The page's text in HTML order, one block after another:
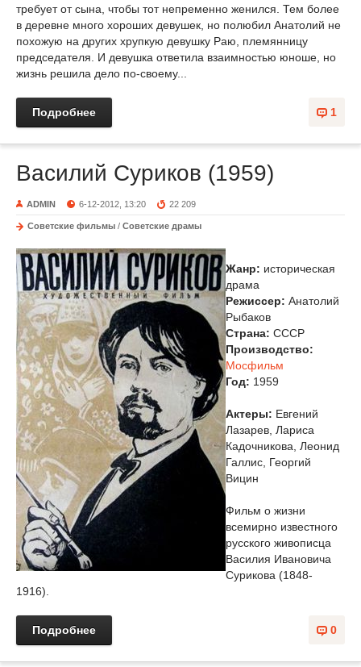
требует от сына, чтобы тот непременно женился. Тем более
в деревне много хороших девушек, но полюбил Анатолий не
похожую на других хрупкую девушку Раю, племянницу
председателя. И девушка ответила взаимностью юноше, но
жизнь решила дело по-своему...
1
Подробнее
Василий Суриков (1959)
ADMIN 6-12-2012, 13:20 22 209
Советские фильмы / Советские драмы
Жанр: историческая
драма
Режиссер: Анатолий
Рыбаков
Страна: СССР
Производство:
Мосфильм
Год: 1959
Актеры: Евгений
Лазарев, Лариса
Кадочникова, Леонид
Галлис, Георгий
Вицин
Фильм о жизни
всемирно известного
русского живописца
Василия Ивановича
Сурикова (1848-
1916).
0
Подробнее